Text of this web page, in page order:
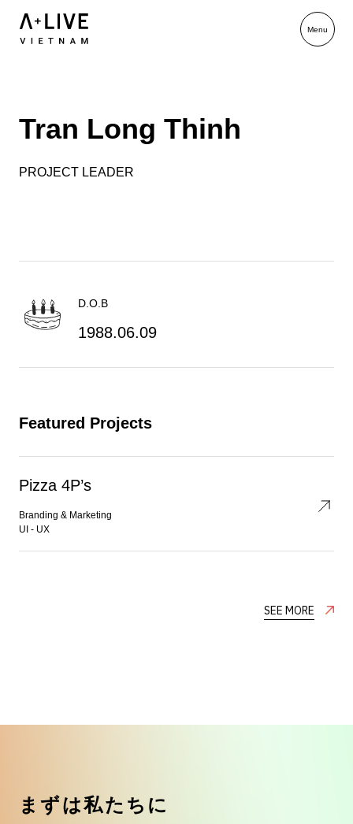
D.O.B
1988.06.09
Tran Long Thinh
PROJECT LEADER
Featured Projects
Pizza 4P’s
Branding & Marketing
UI - UX
SEE MORE
まずは私た ち に